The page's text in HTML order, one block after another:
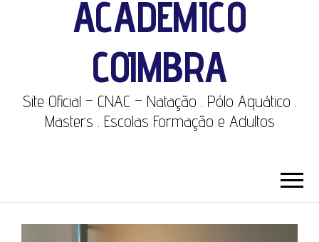
ACADÉMICO
COIMBRA
Site Oficial – CNAC – Natação . Pólo Aquático .
Masters . Escolas Formação e Adultos